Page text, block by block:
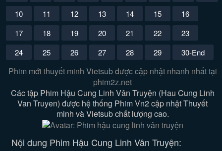
10
11 12 13 14 15
16
17
18 19 20 21 22
23
24
25 26 27 28 29 30-End
Phim mới thuyết minh Vietsub được cập nhật nhanh nhất tại
phim2z.net
Các tập Phim Hậu Cung Linh Vân Truyện (Hau Cung Linh
Van Truyen) được hệ thống Phim Vn2 cập nhật Thuyết
minh và Vietsub chất lượng cao.
Nội dung Phim Hậu Cung Linh Vân Truyện: